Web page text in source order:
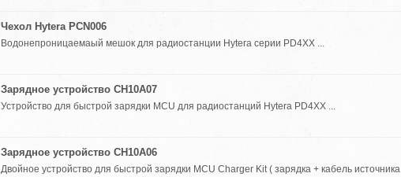
Чехол Hytera PCN006
Водонепроницаемаый мешок для радиостанции Hytera серии PD4XX ...
Зарядное устройство CH10A07
Устройство для быстрой зарядки MCU для радиостанций Hytera PD4XX ...
Зарядное устройство CH10A06
Двойное устройство для быстрой зарядки MCU Charger Kit ( зарядка + кабель источника